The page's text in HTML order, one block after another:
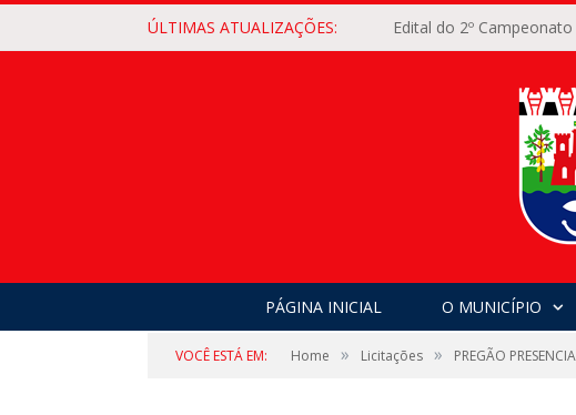
ÚLTIMAS ATUALIZAÇÕES: Edital do 2º
PÁGINA INICIAL O MUNICÍPIO
VOCÊ ESTÁ EM: Home » Licitações » PREGÃO